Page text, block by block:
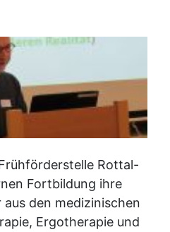
Rottal-
Fortbildung ihre
den medizinischen
Ergotherapie und